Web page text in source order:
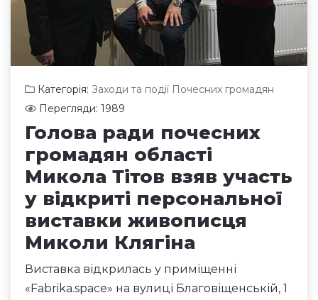
Категорія: Заходи та події Почесних громадян
Перегляди: 1989
Голова ради почесних
громадян області
Микола Тітов взяв участь
у відкриті персональної
виставки живописця
Миколи Клягіна
Виставка відкрилась у приміщенні
«Fabrika.space» на вулиці Благовіщенській, 1